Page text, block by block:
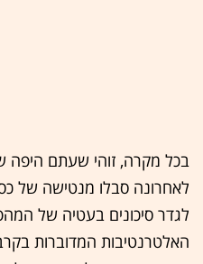
בכל מקרה, זוהי שעתם
לאחרונה סבלו מנטישה של
לגדר סיכונים בעטיה של
האלטרנטיבות המדוברות